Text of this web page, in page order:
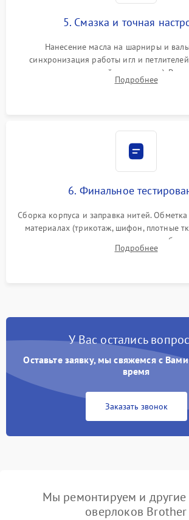
5. Смазка и точная
Нанесение масла на шарниры и
синхронизация работы игл и
зазоров до сотых долей миллиметра).
ножей, ширины обметки и хода
Подробнее
6. Финальное
Сборка корпуса и заправка нитей.
материалах (трикотаж, шифон, плотные
ровности среза, эластичности шва,
отсутствия стягивания или
Подробнее
У Вас остались
Оставьте заявку, мы свяжемся с
время
Заказать звонок
Мы ремонтируем и
оверлоков Brother